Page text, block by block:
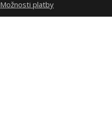
Možnosti platby